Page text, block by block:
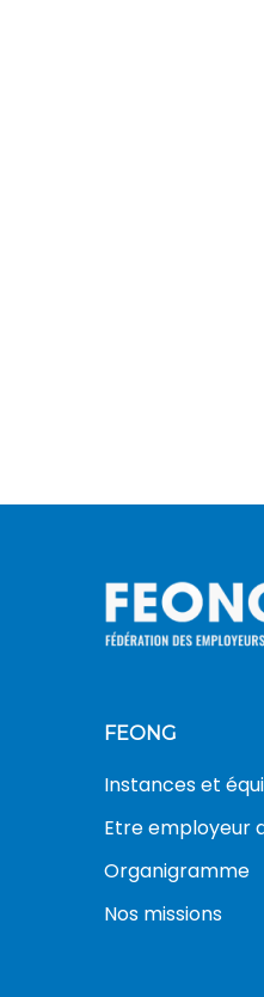
FEONG
Instances et
Etre employeur
Organigramme
Nos missions